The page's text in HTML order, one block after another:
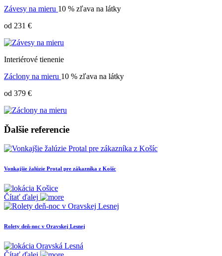
Závesy na mieru 10 % zľava na látky
od 231 €
Interiérové tienenie
Záclony na mieru 10 % zľava na látky
od 379 €
Ďalšie referencie
Vonkajšie žalúzie Protal pre zákazníka z Košíc
Košice
Čítať ďalej
Rolety deň-noc v Oravskej Lesnej
Oravská Lesná